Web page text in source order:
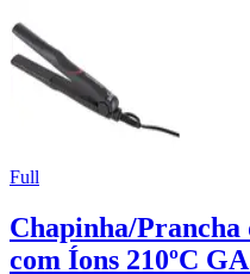
Full
Chapinha/Prancha
com Íons 210ºC